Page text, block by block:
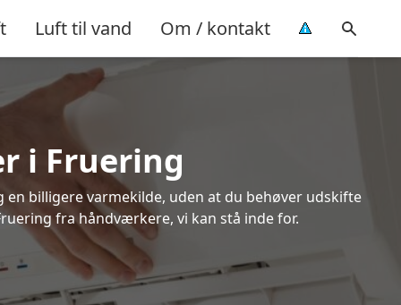
Luft til vand Om / kontakt
i Fruering
billigere varmekilde, uden at du behøver udskifte
fra håndværkere, vi kan stå inde for.